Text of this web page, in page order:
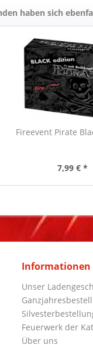
haben sich
Fireevent Pirate
7,99 € *
Informationen
Unser
Feuerwerk der
Über uns